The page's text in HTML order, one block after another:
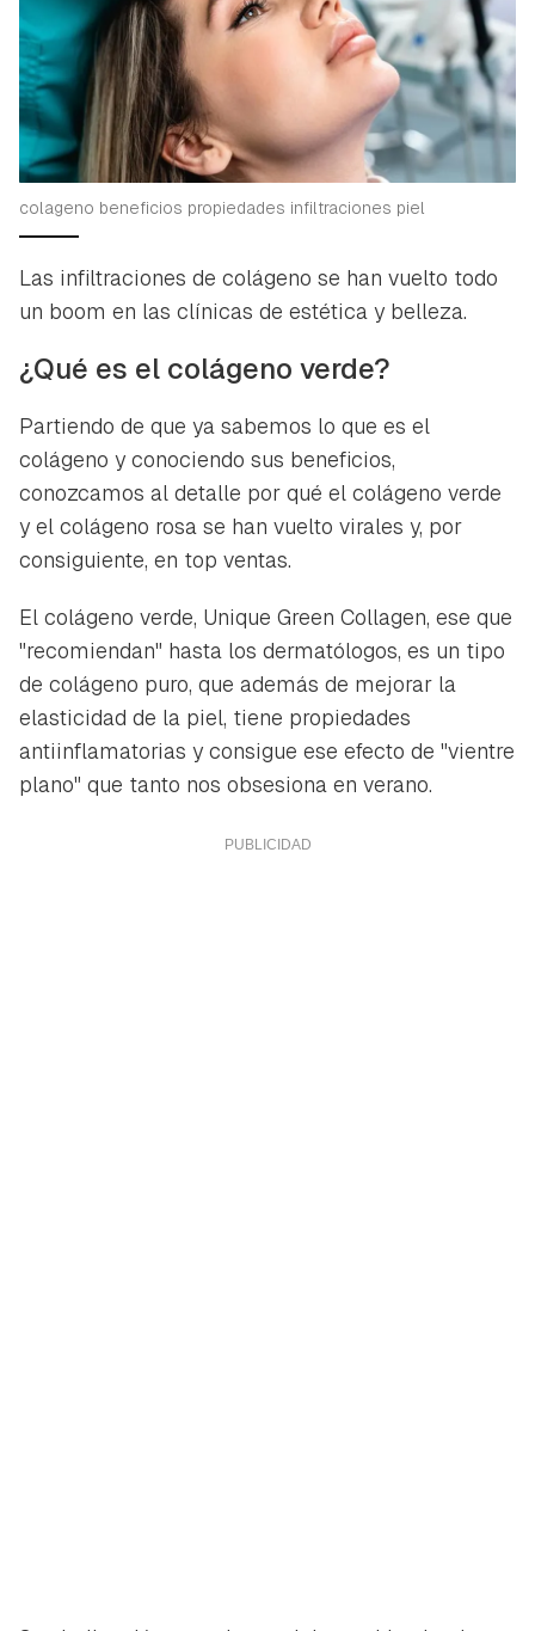
colageno beneficios propiedades infiltraciones piel
Las infiltraciones de colágeno se han vuelto todo
un boom en las clínicas de estética y belleza.
¿Qué es el colágeno verde?
Partiendo de que ya sabemos lo que es el
colágeno y conociendo sus beneficios,
conozcamos al detalle por qué el colágeno verde
y el colágeno rosa se han vuelto virales y, por
consiguiente, en top ventas.
El colágeno verde, Unique Green Collagen, ese que
"recomiendan" hasta los dermatólogos, es un tipo
de colágeno puro, que además de mejorar la
elasticidad de la piel, tiene propiedades
antiinflamatorias y consigue ese efecto de "vientre
plano" que tanto nos obsesiona en verano.
Gracias por suscribirte a nuestro boletín.